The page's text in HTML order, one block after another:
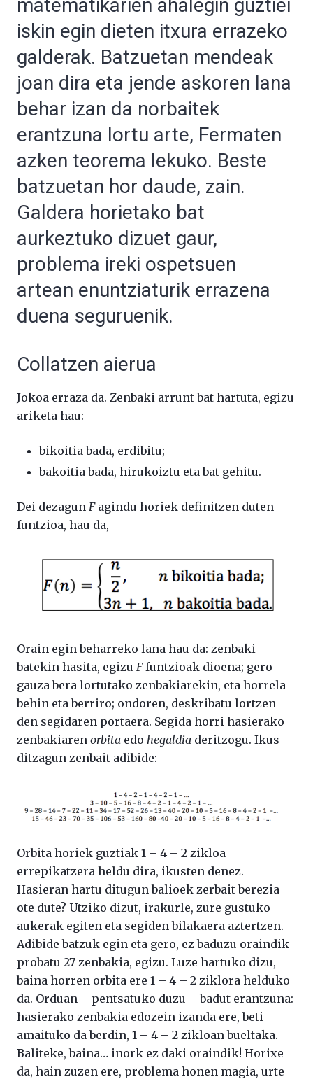
matematikarien ahalegin guztiei
iskin egin dieten itxura errazeko
galderak. Batzuetan mendeak
joan dira eta jende askoren lana
behar izan da norbaitek
erantzuna lortu arte, Fermaten
azken teorema lekuko. Beste
batzuetan hor daude, zain.
Galdera horietako bat
aurkeztuko dizuet gaur,
problema ireki ospetsuen
artean enuntziaturik errazena
duena seguruenik.
Collatzen aierua
Jokoa erraza da. Zenbaki arrunt bat hartuta, egizu
ariketa hau:
bikoitia bada, erdibitu;
bakoitia bada, hirukoiztu eta bat gehitu.
Dei dezagun Fagindu horiek definitzen duten
funtzioa, hau da,
Orain egin beharreko lana hau da: zenbaki
batekin hasita, egizu Ffuntzioak dioena; gero
gauza bera lortutako zenbakiarekin, eta horrela
behin eta berriro; ondoren, deskribatu lortzen
den segidaren portaera. Segida horri hasierako
zenbakiaren orbita edo hegaldia deritzogu. Ikus
ditzagun zenbait adibide:
Orbita horiek guztiak 1 – 4 – 2 zikloa
errepikatzera heldu dira, ikusten denez.
Hasieran hartu ditugun balioek zerbait berezia
ote dute? Utziko dizut, irakurle, zure gustuko
aukerak egiten eta segiden bilakaera aztertzen.
Adibide batzuk egin eta gero, ez baduzu oraindik
probatu 27 zenbakia, egizu. Luze hartuko dizu,
baina horren orbita ere 1 – 4 – 2 ziklora helduko
da. Orduan —pentsatuko duzu— badut erantzuna:
hasierako zenbakia edozein izanda ere, beti
amaituko da berdin, 1 – 4 – 2 zikloan bueltaka.
Baliteke, baina… inork ez daki oraindik! Horixe
da, hain zuzen ere, problema honen magia, urte